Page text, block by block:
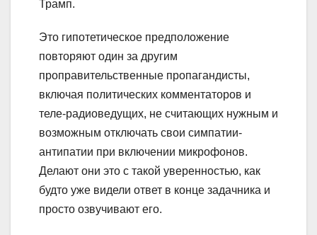
Трамп.
Это гипотетическое предположение
повторяют один за другим
проправительственные пропагандисты,
включая политических комментаторов и
теле-радиоведущих, не считающих нужным и
возможным отключать свои симпатии-
антипатии при включении микрофонов.
Делают они это с такой уверенностью, как
будто уже видели ответ в конце задачника и
просто озвучивают его.